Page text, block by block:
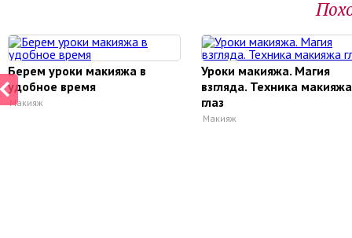
Берем уроки макияжа в
удобное время
Макияж
Уроки макияжа. Магия
взгляда. Техника макияжа
глаз
Макияж